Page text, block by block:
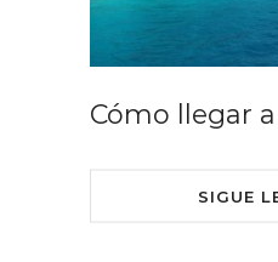
Cómo llegar
SIGUE